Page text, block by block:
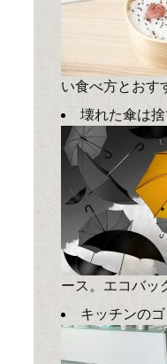
い食べ方とおす
壊れた傘は
ース。エコバッ
キッチンの